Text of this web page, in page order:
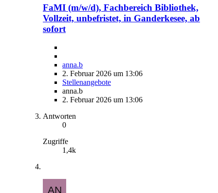
FaMI (m/w/d), Fachbereich Bibliothek,
Vollzeit, unbefristet, in Ganderkesee, ab
sofort
anna.b
2. Februar 2026 um 13:06
Stellenangebote
anna.b
2. Februar 2026 um 13:06
Antworten
0
Zugriffe
1,4k